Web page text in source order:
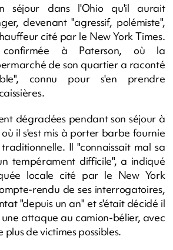
séjour dans l'Ohio qu'il aurait
devenant "agressif, polémiste",
cité par le New York Times.
confirmée à Paterson, où la
de son quartier a raconté
connu pour s'en prendre
dégradées pendant son séjour à
il s'est mis à porter barbe fournie
Il "connaissait mal sa
tempérament difficile", a indiqué
locale cité par le New York
rendu de ses interrogatoires,
"depuis un an" et s'était décidé il
attaque au camion-bélier, avec
de victimes possibles.